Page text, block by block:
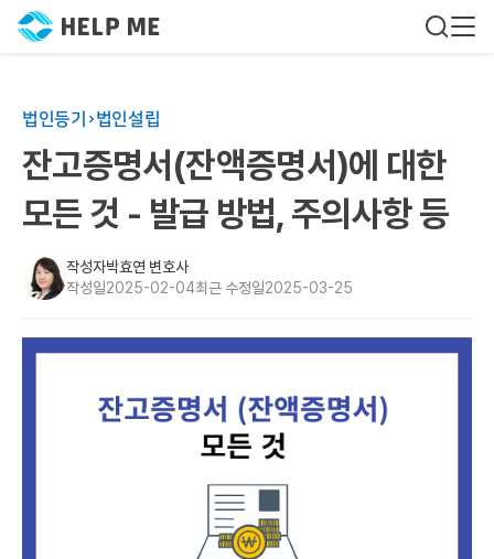
법인등기 법인설립
잔고증명서(잔액증명서)에 대한
모든 것 - 발급 방법, 주의사항 등
작성자박효연 변호사
작성일2025-02-04최근 수정일2025-03-25